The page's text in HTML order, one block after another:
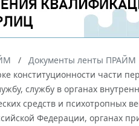
Документы ленты ПРАЙМ
конституционности части
службу в органах
средств и психотропных
Федерации, органах